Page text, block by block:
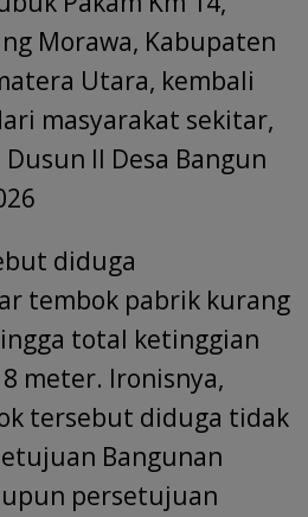
Morawa, Kabupaten
Utara, kembali
masyarakat sekitar,
II Desa Bangun
diduga
tembok pabrik kurang
total ketinggian
meter. Ironisnya,
tersebut diduga tidak
Bangunan
persetujuan